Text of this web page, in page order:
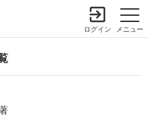
メニュー
ログイン